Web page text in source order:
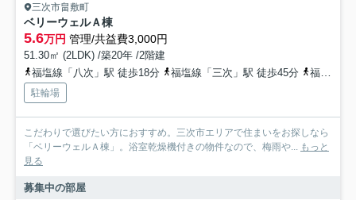
三次市畠敷町
ベリーウェルＡ棟
5.6万円 管理/共益費3,000円
51.30㎡ (2LDK) /築20年 /2階建
福塩線「八次」駅 徒歩18分
福塩線「三次」駅 徒歩45分 福塩線「神杉」駅 徒歩55分
駐輪場
こだわりで選びたい方におすすめ。三次市エリアで住まいをお探しなら
「ベリーウェルＡ棟」。浴室乾燥機付きの物件なので、梅雨や... もっと
見る
募集中の部屋